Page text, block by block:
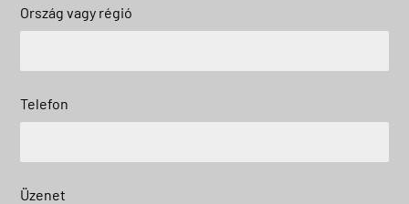
Ország vagy régió
Telefon
Üzenet